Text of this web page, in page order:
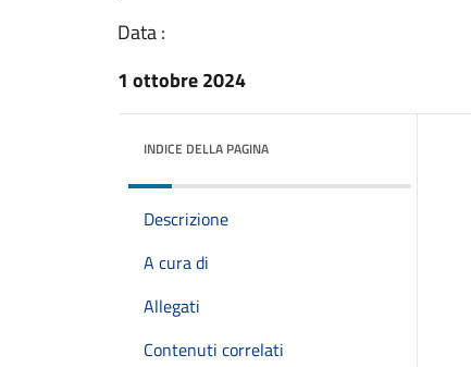
Data :
1 ottobre 2024
INDICE DELLA PAGINA
Descrizione
A cura di
Allegati
Contenuti correlati